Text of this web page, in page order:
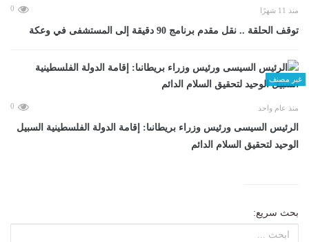
منذ 11 شهرًا 0
توقف الحلقة .. نقل مقدم برنامج 90 دقيقة إلى المستشفى في وعكة
غير مصنف
منذ عام واحد 0
الرئيس السيسى ورئيس وزراء بريطانىا: إقامة الدولة الفلسطينية السبيل
الوحيد لتحقيق السلام الدائم
بحث سريع: